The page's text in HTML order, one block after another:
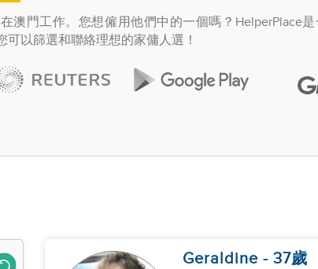
澳門工作。您想僱用他們中的一個嗎？HelperPlace
以篩選和聯絡理想的家傭人選！
Geraldine - 37歲